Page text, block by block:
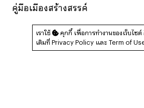
คู่มือเมืองสร้างสรรค์
เราใช้
คุกกี้ เพื่อการทำงานของเว็บไซ
เติมที่ Privacy Policy และ Term of